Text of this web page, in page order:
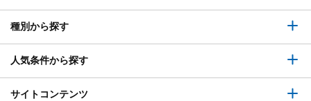
種別から探す
人気条件から探す
サイトコンテンツ